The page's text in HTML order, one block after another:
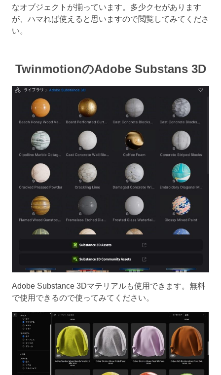
なオブジェクトが揃っています。多少クセがあります
が、ハマれば使えると思いますので閲覧してみてくださ
い。
TwinmotionのAdobe Substans 3D
Adobe Substance 3Dマテリアルも使用できます。無料
で使用できるので使ってみてください。